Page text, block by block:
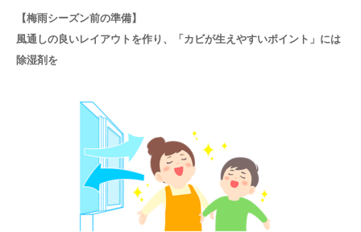
【梅雨シーズン前の準備】
風通しの良いレイアウトを作り、「カビが生えやすいポイント」には
除湿剤を